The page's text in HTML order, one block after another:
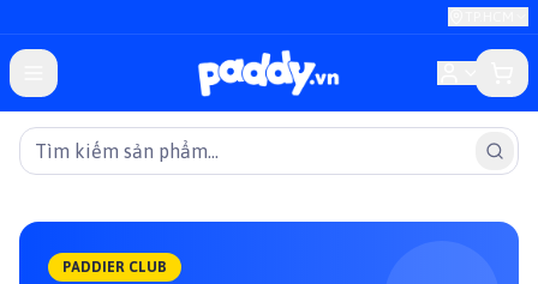
PADDIER CLUB